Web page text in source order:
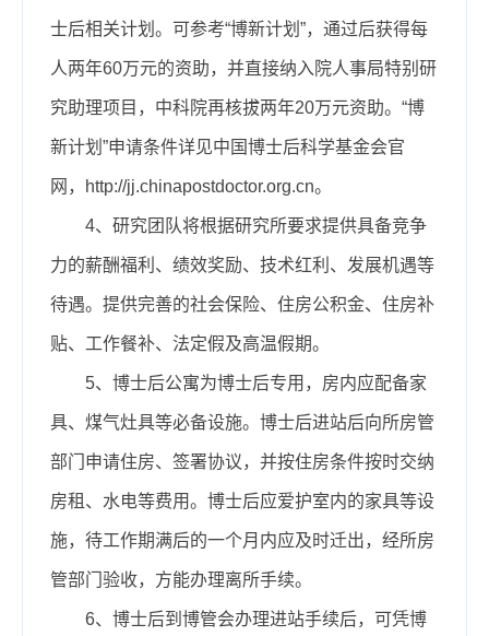
士后相关计划。可参考“博新计划”，通过后获得每
人两年60万元的资助，并直接纳入院人事局特别研
究助理项目，中科院再核拔两年20万元资助。“博
新计划”申请条件详见中国博士后科学基金会官
网，http://jj.chinapostdoctor.org.cn。
4、研究团队将根据研究所要求提供具备竞争
力的薪酬福利、绩效奖励、技术红利、发展机遇等
待遇。提供完善的社会保险、住房公积金、住房补
贴、工作餐补、法定假及高温假期。
5、博士后公寓为博士后专用，房内应配备家
具、煤气灶具等必备设施。博士后进站后向所房管
部门申请住房、签署协议，并按住房条件按时交纳
房租、水电等费用。博士后应爱护室内的家具等设
施，待工作期满后的一个月内应及时迁出，经所房
管部门验收，方能办理离所手续。
6、博士后到博管会办理进站手续后，可凭博